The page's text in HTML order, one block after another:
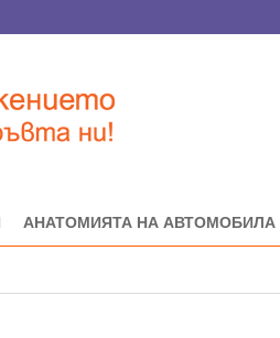
АНАТОМИЯТА НА АВТОМОБИЛА